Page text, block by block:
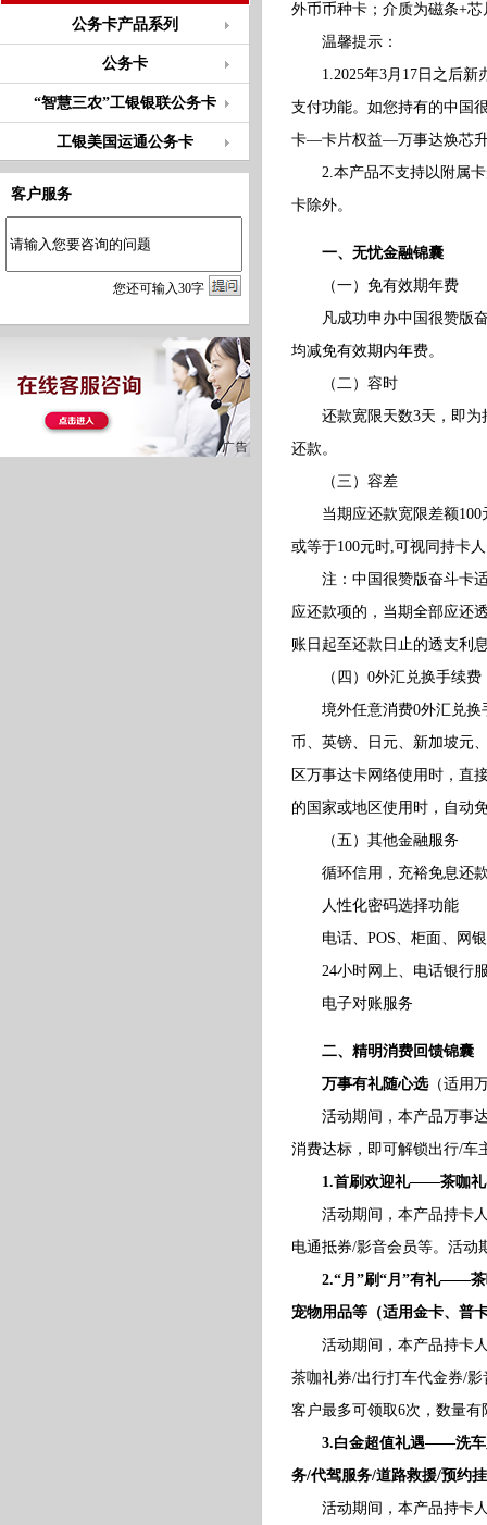
公务卡产品系列
公务卡
“智慧三农”工银银联公务卡
工银美国运通公务卡
客户服务
您还可输入30字
外币币种卡；介质为磁条+
温馨提示：
1.2025年3月17日之后新
支付功能。如您持有的中国
卡—卡片权益—万事达焕芯
2.本产品不支持以附属卡
卡除外。
一、无忧金融锦囊
（一）免有效期年费
凡成功申办中国很赞版奋
均减免有效期内年费。
（二）容时
还款宽限天数3天，即为持
还款。
（三）容差
当期应还款宽限差额100
或等于100元时,可视同持卡
注：中国很赞版奋斗卡适
应还款项的，当期全部应还
账日起至还款日止的透支利
（四）0外汇兑换手续费
境外任意消费0外汇兑换
币、英镑、日元、新加坡元
区万事达卡网络使用时，直
的国家或地区使用时，自动
（五）其他金融服务
循环信用，充裕免息还
人性化密码选择功能
电话、POS、柜面、网银
24小时网上、电话银行
电子对账服务
二、精明消费回馈锦囊
万事有礼随心选（适用
活动期间，本产品万事达
消费达标，即可解锁出行/车
1.首刷欢迎礼——茶咖礼
活动期间，本产品持卡人
电通抵券/影音会员等。活动
2.“月”刷“月”有礼——茶
宠物用品等（适用金卡、普
活动期间，本产品持卡人
茶咖礼券/出行打车代金券/
客户最多可领取6次，数量有
3.白金超值礼遇——洗车
务/代驾服务/道路救援/预约
活动期间，本产品持卡人